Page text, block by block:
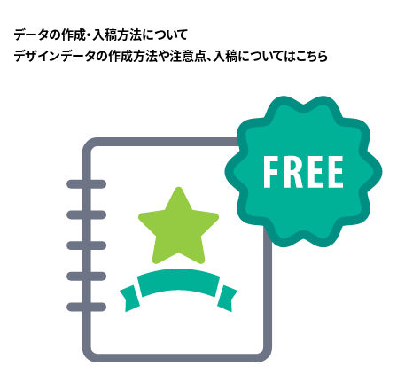
データの作成・入稿方法について
デザインデータの作成方法や注意点、入稿についてはこちら